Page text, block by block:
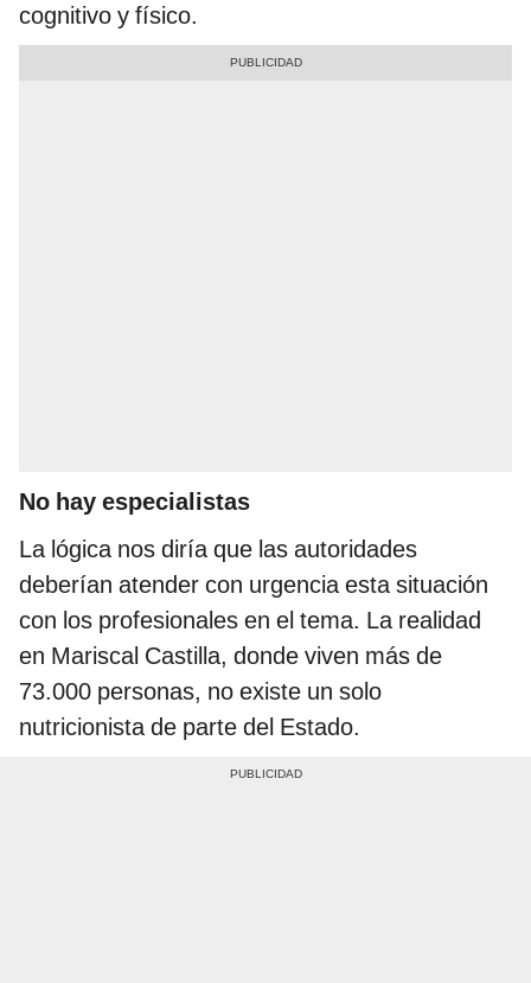
cognitivo y físico.
No hay especialistas
La lógica nos diría que las autoridades
deberían atender con urgencia esta situación
con los profesionales en el tema. La realidad
en Mariscal Castilla, donde viven más de
73.000 personas, no existe un solo
nutricionista de parte del Estado.